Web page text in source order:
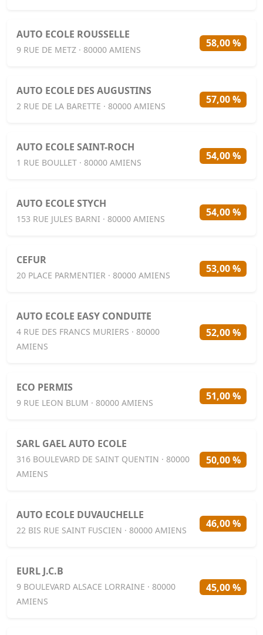
AUTO ECOLE ROUSSELLE
9 RUE DE METZ · 80000 AMIENS
58,00 %
AUTO ECOLE DES AUGUSTINS
2 RUE DE LA BARETTE · 80000 AMIENS
57,00 %
AUTO ECOLE SAINT-ROCH
1 RUE BOULLET · 80000 AMIENS
54,00 %
AUTO ECOLE STYCH
153 RUE JULES BARNI · 80000 AMIENS
54,00 %
CEFUR
20 PLACE PARMENTIER · 80000 AMIENS
53,00 %
AUTO ECOLE EASY CONDUITE
4 RUE DES FRANCS MURIERS · 80000
AMIENS
52,00 %
ECO PERMIS
9 RUE LEON BLUM · 80000 AMIENS
51,00 %
SARL GAEL AUTO ECOLE
316 BOULEVARD DE SAINT QUENTIN · 80000
AMIENS
50,00 %
AUTO ECOLE DUVAUCHELLE
22 BIS RUE SAINT FUSCIEN · 80000 AMIENS
46,00 %
EURL J.C.B
9 BOULEVARD ALSACE LORRAINE · 80000
AMIENS
45,00 %